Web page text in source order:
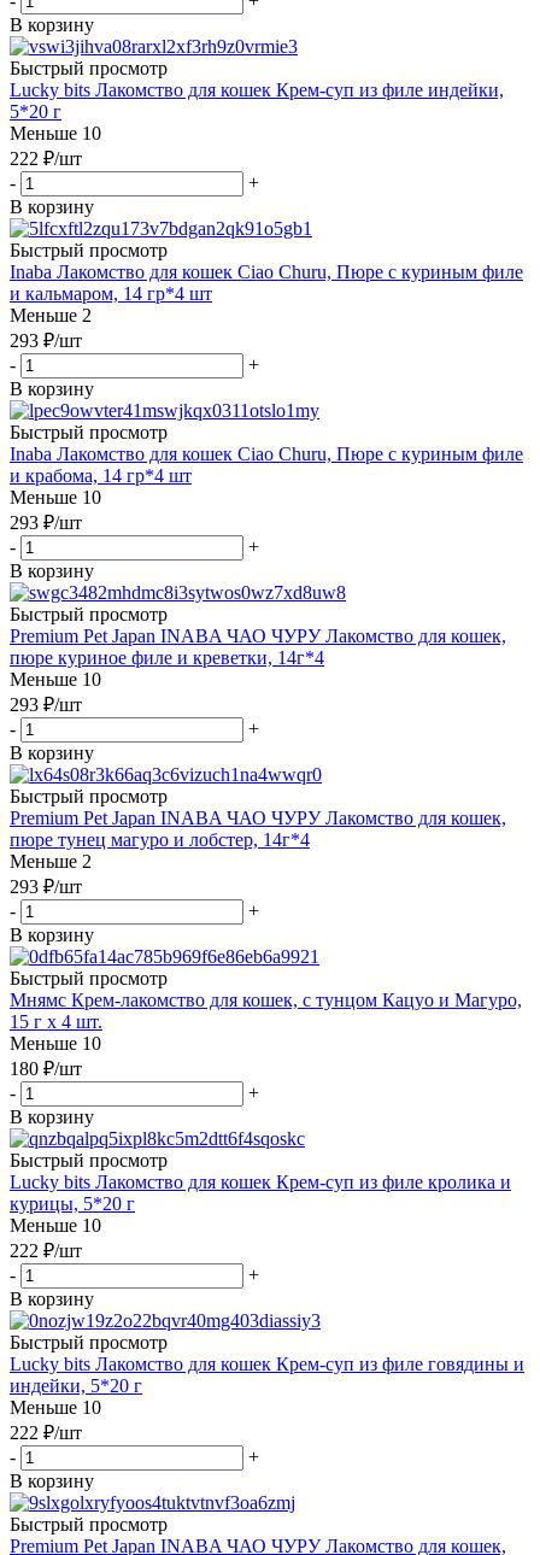
В корзину
Быстрый просмотр
Lucky bits Лакомство для кошек Крем-суп из филе индейки,
5*20 г
Меньше 10
222 ₽/шт
-
+
В корзину
Быстрый просмотр
Inaba Лакомство для кошек Ciao Churu, Пюре с куриным филе
и кальмаром, 14 гр*4 шт
Меньше 2
293 ₽/шт
-
+
В корзину
Быстрый просмотр
Inaba Лакомство для кошек Ciao Churu, Пюре с куриным филе
и крабома, 14 гр*4 шт
Меньше 10
293 ₽/шт
-
+
В корзину
Быстрый просмотр
Premium Pet Japan INABA ЧАО ЧУРУ Лакомство для кошек,
пюре куриное филе и креветки, 14г*4
Меньше 10
293 ₽/шт
-
+
В корзину
Быстрый просмотр
Premium Pet Japan INABA ЧАО ЧУРУ Лакомство для кошек,
пюре тунец магуро и лобстер, 14г*4
Меньше 2
293 ₽/шт
-
+
В корзину
Быстрый просмотр
Мнямс Крем-лакомство для кошек, с тунцом Кацуо и Магуро,
15 г х 4 шт.
Меньше 10
180 ₽/шт
-
+
В корзину
Быстрый просмотр
Lucky bits Лакомство для кошек Крем-суп из филе кролика и
курицы, 5*20 г
Меньше 10
222 ₽/шт
-
+
В корзину
Быстрый просмотр
Lucky bits Лакомство для кошек Крем-суп из филе говядины и
индейки, 5*20 г
Меньше 10
222 ₽/шт
-
+
В корзину
Быстрый просмотр
Premium Pet Japan INABA ЧАО ЧУРУ Лакомство для кошек,